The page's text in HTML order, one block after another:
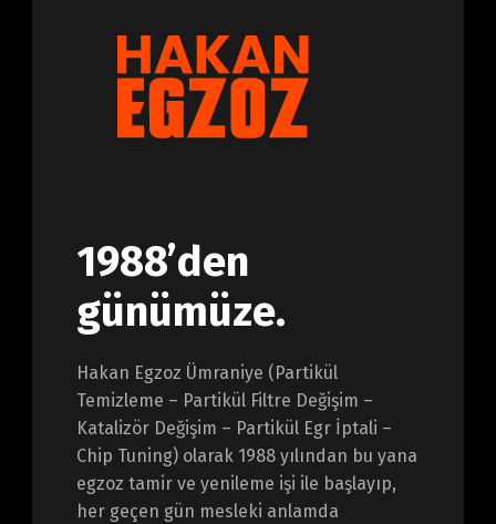
1988’den
günümüze.
Hakan Egzoz Ümraniye (Partikül
Temizleme – Partikül Filtre Değişim –
Katalizör Değişim – Partikül Egr İptali –
Chip Tuning) olarak 1988 yılından bu yana
egzoz tamir ve yenileme işi ile başlayıp,
her geçen gün mesleki anlamda